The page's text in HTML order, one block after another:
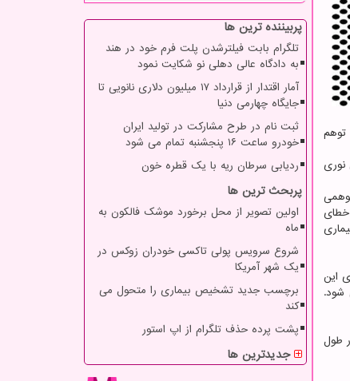
این توهم
نوری
این
شود.
طول
پربیننده ترین ها
تلگرام بابت فیلترشدن پلت فرم خود در هند
به دادگاه عالی دهلی نو شکایت نمود
آمار اقتدار از قرارداد ۱۷ میلیون دلاری نانویی تا
جایگاه چهارمی دنیا
ثبت نام در طرح مشارکت در تولید ایران
خودرو ساعت ۱۶ پنجشنبه تمام می شود
ردیابی سرطان ریه با یک قطره خون
پربحث ترین ها
اولین تصویر از محل برخورد موشک فالکون به
ماه
شروع سرویس پولی تاکسی خودران زوکس در
یک شهر آمریکا
برچسب جدید تشخیص بیماری را متحول می
کند
پشت پرده حذف تلگرام از اپ استور
جدیدترین ها